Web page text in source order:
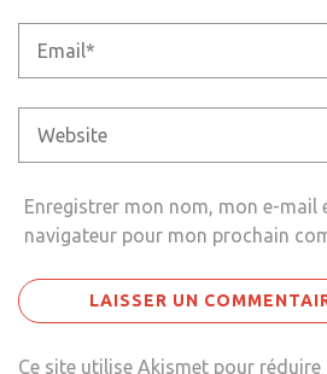
Enregistrer mon nom, mon e-mail
navigateur pour mon prochain
Ce site utilise Akismet pour réduire